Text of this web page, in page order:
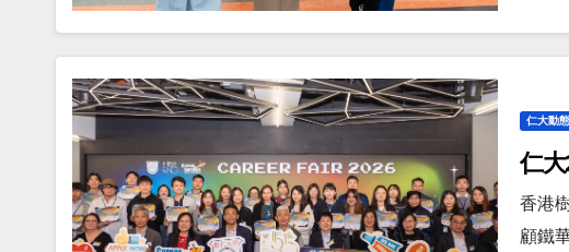
仁大動態
仁
香港
顧鐵